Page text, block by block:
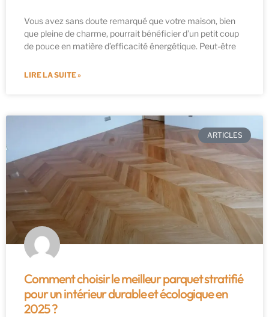
Vous avez sans doute remarqué que votre maison, bien
que pleine de charme, pourrait bénéficier d’un petit coup
de pouce en matière d’efficacité énergétique. Peut-être
LIRE LA SUITE »
ARTICLES
Comment choisir le meilleur parquet stratifié
pour un intérieur durable et écologique en
2025 ?